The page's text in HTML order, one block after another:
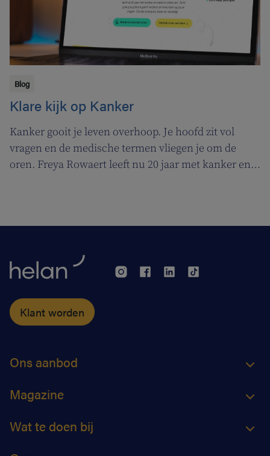
Blog
Klare kijk op Kanker
Kanker gooit je leven overhoop. Je hoofd zit vol
vragen en de medische termen vliegen je om de
oren. Freya Rowaert leeft nu 20 jaar met kanker en
Klant worden
Ons aanbod
Magazine
Wat te doen bij